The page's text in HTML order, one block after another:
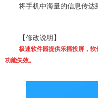
将手机中海量的信息传达
【修改说明】
极速软件园提供乐播投屏，
功能失效。